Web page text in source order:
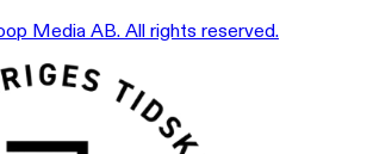
Media AB. All rights reserved.